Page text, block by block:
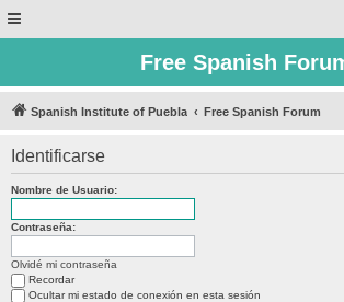
Free Spanish
Spanish Institute of Puebla Free Spanish Forum
Identificarse
Nombre de Usuario:
Contraseña:
Olvidé mi contraseña
Recordar
Ocultar mi estado de conexión en esta sesión